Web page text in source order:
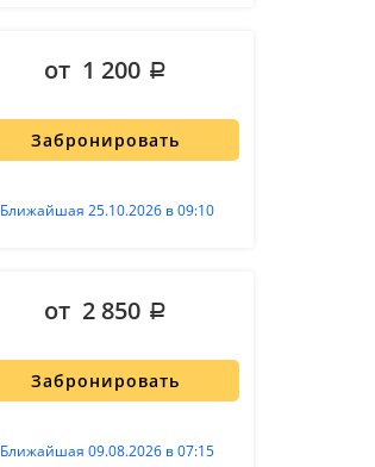
Забронировать
Ближайшая 25.10.2026 в 09:10
от 1 200
Забронировать
Ближайшая 09.08.2026 в 07:15
от 2 850